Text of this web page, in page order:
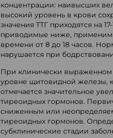
концентрации: наивысших
высокий уровень в крови
значения ТТГ приходятся на
приводимые ниже,
времени от 8 до 18 часов.
нарушается при
При клинически выраженном
уровне щитовидной железы,
отмечается значительное
тиреоидных гормонов.
сниженным или
тиреоидных гормонов.
субклинические стадии